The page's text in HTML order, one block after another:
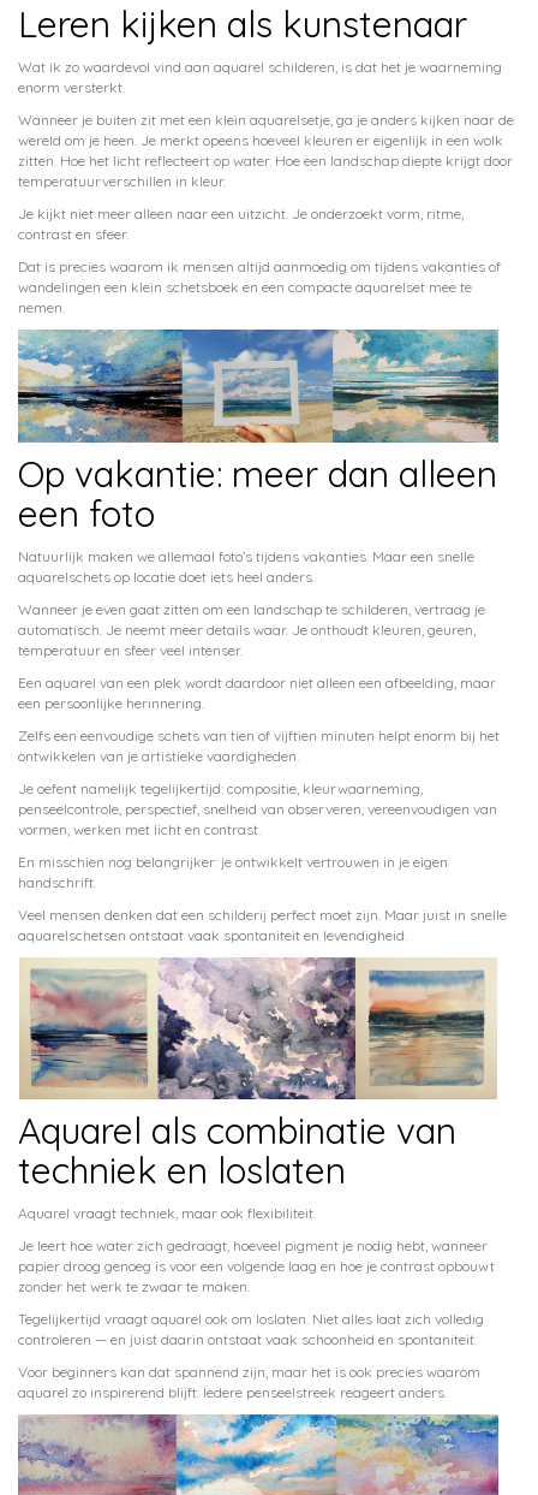
Leren kijken als kunstenaar
Wat ik zo waardevol vind aan aquarel schilderen, is dat het je waarneming
enorm versterkt.
Wanneer je buiten zit met een klein aquarelsetje, ga je anders kijken naar de
wereld om je heen. Je merkt opeens hoeveel kleuren er eigenlijk in een wolk
zitten. Hoe het licht reflecteert op water. Hoe een landschap diepte krijgt door
temperatuurverschillen in kleur.
Je kijkt niet meer alleen naar een uitzicht. Je onderzoekt vorm, ritme,
contrast en sfeer.
Dat is precies waarom ik mensen altijd aanmoedig om tijdens vakanties of
wandelingen een klein schetsboek en een compacte aquarelset mee te
nemen.
Op vakantie: meer dan alleen
een foto
Natuurlijk maken we allemaal foto’s tijdens vakanties. Maar een snelle
aquarelschets op locatie doet iets heel anders.
Wanneer je even gaat zitten om een landschap te schilderen, vertraag je
automatisch. Je neemt meer details waar. Je onthoudt kleuren, geuren,
temperatuur en sfeer veel intenser.
Een aquarel van een plek wordt daardoor niet alleen een afbeelding, maar
een persoonlijke herinnering.
Zelfs een eenvoudige schets van tien of vijftien minuten helpt enorm bij het
ontwikkelen van je artistieke vaardigheden.
Je oefent namelijk tegelijkertijd: compositie, kleurwaarneming,
penseelcontrole, perspectief, snelheid van observeren, vereenvoudigen van
vormen, werken met licht en contrast.
En misschien nog belangrijker: je ontwikkelt vertrouwen in je eigen
handschrift.
Veel mensen denken dat een schilderij perfect moet zijn. Maar juist in snelle
aquarelschetsen ontstaat vaak spontaniteit en levendigheid.
Aquarel als combinatie van
techniek en loslaten
Aquarel vraagt techniek, maar ook flexibiliteit.
Je leert hoe water zich gedraagt, hoeveel pigment je nodig hebt, wanneer
papier droog genoeg is voor een volgende laag en hoe je contrast opbouwt
zonder het werk te zwaar te maken.
Tegelijkertijd vraagt aquarel ook om loslaten. Niet alles laat zich volledig
controleren — en juist daarin ontstaat vaak schoonheid en spontaniteit.
Voor beginners kan dat spannend zijn, maar het is ook precies waarom
aquarel zo inspirerend blijft. Iedere penseelstreek reageert anders.